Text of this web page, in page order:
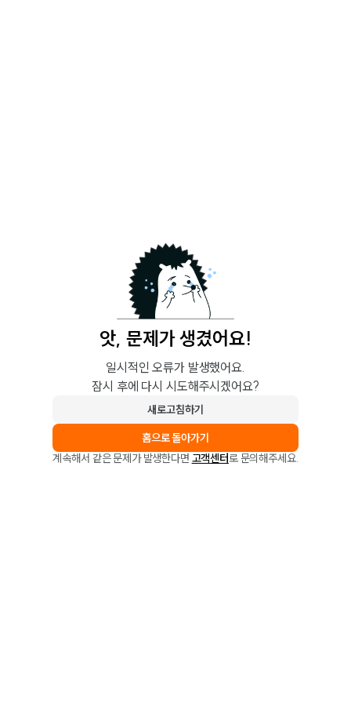
앗, 문제가 생겼어요!
일시적인 오류가 발생했어요.
잠시 후에 다시 시도해주시겠어요?
새로고침하기
홈으로 돌아가기
계속해서 같은 문제가 발생한다면 고객센터로 문의해주세요.